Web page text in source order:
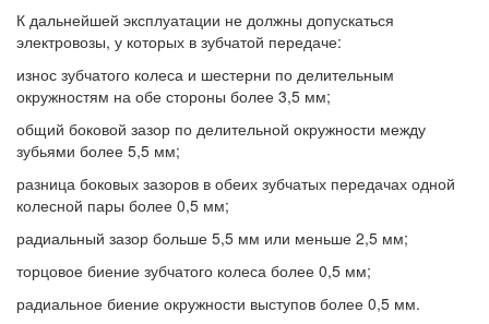
К дальнейшей эксплуатации не должны допускаться
электровозы, у которых в зубчатой передаче:
износ зубчатого колеса и шестерни по делительным
окружностям на обе стороны более 3,5 мм;
общий боковой зазор по делительной окружности между
зубьями более 5,5 мм;
разница боковых зазоров в обеих зубчатых передачах одной
колесной пары более 0,5 мм;
радиальный зазор больше 5,5 мм или меньше 2,5 мм;
торцовое биение зубчатого колеса более 0,5 мм;
радиальное биение окружности выступов более 0,5 мм.